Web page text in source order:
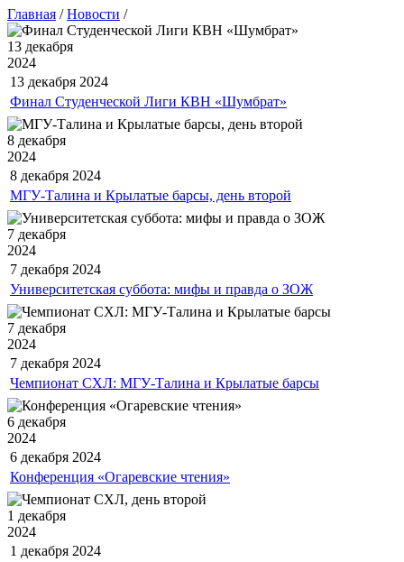
Главная /Новости /
13 декабря
2024
13 декабря 2024
Финал Студенческой Лиги КВН «Шумбрат»
8 декабря
2024
8 декабря 2024
МГУ-Талина и Крылатые барсы, день второй
7 декабря
2024
7 декабря 2024
Университетская суббота: мифы и правда о ЗОЖ
7 декабря
2024
7 декабря 2024
Чемпионат СХЛ: МГУ-Талина и Крылатые барсы
6 декабря
2024
6 декабря 2024
Конференция «Огаревские чтения»
1 декабря
2024
1 декабря 2024